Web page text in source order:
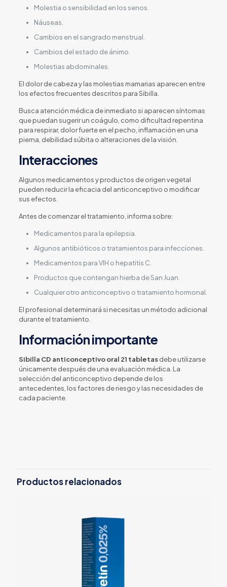
Molestia o sensibilidad en los senos.
Náuseas.
Cambios en el sangrado menstrual.
Cambios del estado de ánimo.
Molestias abdominales.
El dolor de cabeza y las molestias mamarias aparecen entre
los efectos frecuentes descritos para Sibilla.
Busca atención médica de inmediato si aparecen síntomas
que puedan sugerir un coágulo, como dificultad repentina
para respirar, dolor fuerte en el pecho, inflamación en una
pierna, debilidad súbita o alteraciones de la visión.
Interacciones
Algunos medicamentos y productos de origen vegetal
pueden reducir la eficacia del anticonceptivo o modificar
sus efectos.
Antes de comenzar el tratamiento, informa sobre:
Medicamentos para la epilepsia.
Algunos antibióticos o tratamientos para infecciones.
Medicamentos para VIH o hepatitis C.
Productos que contengan hierba de San Juan.
Cualquier otro anticonceptivo o tratamiento hormonal.
El profesional determinará si necesitas un método adicional
durante el tratamiento.
Información importante
Sibilla CD anticonceptivo oral 21 tabletasdebe utilizarse
únicamente después de una evaluación médica. La
selección del anticonceptivo depende de los
antecedentes, los factores de riesgo y las necesidades de
cada paciente.
Productos relacionados